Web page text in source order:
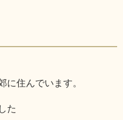
に住んでいます。
た